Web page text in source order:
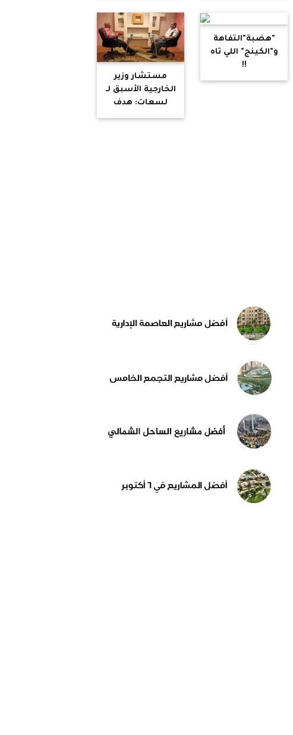
"هضبة"التفاهة
و"الكينج" اللي تاه
!!
مستشار وزير
الخارجية الأسبق لـ
لسعات: هدف